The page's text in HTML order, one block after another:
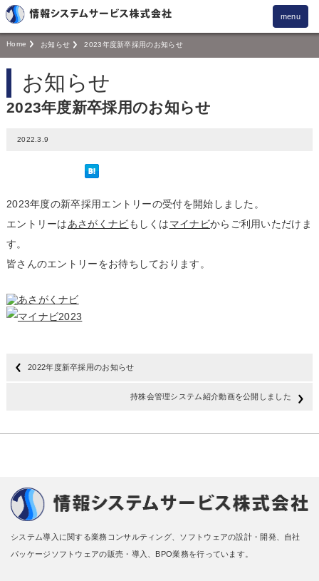
menu
Home お知らせ 2023年度新卒採用のお知らせ
お知らせ
2023年度新卒採用のお知らせ
2022.3.9
2023年度の新卒採用エントリーの受付を開始しました。
エントリーはあさがくナビもしくはマイナビからご利用いただけま
す。
皆さんのエントリーをお待ちしております。
2022年度新卒採用のお知らせ
持株会管理システム紹介動画を公開しました
システム導入に関する業務コンサルティング、ソフトウェアの設計・開発、自社
パッケージソフトウェアの販売・導入、BPO業務を行っています。